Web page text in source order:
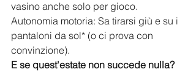
vasino anche solo per gioco.
​Autonomia motoria: Sa tirarsi giù e su i
pantaloni da sol* (o ci prova con
convinzione).
E se quest'estate non succede nulla?